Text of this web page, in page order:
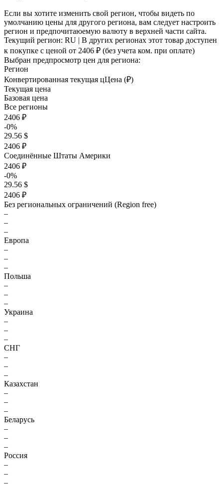
Если вы хотите изменить свой регион, чтобы видеть по
умолчанию цены для другого региона, вам следует настроить
регион и предпочитаюемую валюту в верхней части сайта.
Текущий регион: RU | В других регионах этот товар доступен
к покупке с ценой от 2406 ₽ (без учета ком. при оплате)
Выбран предпросмотр цен для региона:
Регион
Конвертированная текущая цЦена (₽)
Текущая цена
Базовая цена
Все регионы
2406 ₽
-0%
29.56 $
2406 ₽
Соединённые Штаты Америки
2406 ₽
-0%
29.56 $
2406 ₽
Без региональных ограничений (Region free)
–
–
–
Европа
–
–
–
Польша
–
–
–
Украина
–
–
–
СНГ
–
–
–
Казахстан
–
–
–
Беларусь
–
–
–
Россия
–
–
–